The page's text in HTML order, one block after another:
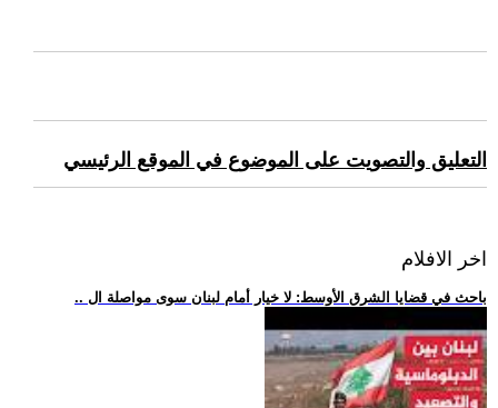
التعليق والتصويت على الموضوع في الموقع الرئيسي
اخر الافلام
.. باحث في قضايا الشرق الأوسط: لا خيار أمام لبنان سوى مواصلة ال